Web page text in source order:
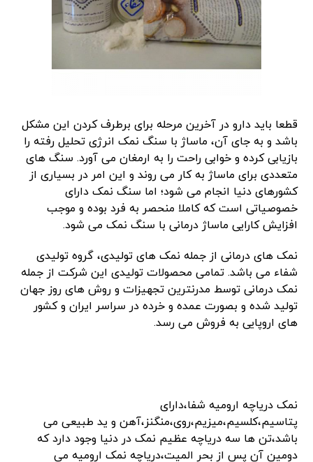
قطعا باید دارو در آخرین مرحله برای برطرف کردن این مشکل
باشد و به جای آن، ماساژ با سنگ نمک انرژی تحلیل رفته را
بازیابی کرده و خوابی راحت را به ارمغان می آورد. سنگ های
متعددی برای ماساژ به کار می روند و این امر در بسیاری از
کشورهای دنیا انجام می شود؛ اما سنگ نمک دارای
خصوصیاتی است که کاملا منحصر به فرد بوده و موجب
افزایش کارایی ماساژ درمانی با سنگ نمک می شود.
نمک های درمانی از جمله نمک های تولیدی، گروه تولیدی
شفاء می باشد. تمامی محصولات تولیدی این شرکت از جمله
نمک درمانی توسط مدرنترین تجهیزات و روش های روز جهان
تولید شده و بصورت عمده و خرده در سراسر ایران و کشور
های اروپایی به فروش می رسد.
نمک دریاچه ارومیه شفا،دارای
پتاسیم،کلسیم،میزیم،روی،منگنز،آهن و ید طبیعی می
باشد،تن ها سه دریاچه عظیم نمک در دنیا وجود دارد که
دومین آن پس از بحر المیت،دریاچه نمک ارومیه می